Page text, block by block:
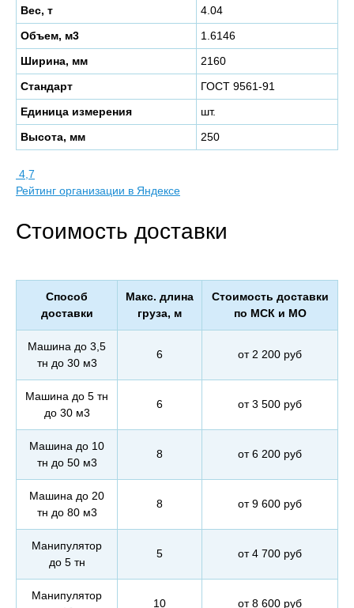
Вес, т
4.04
Объем, м3
1.6146
Ширина, мм
2160
Стандарт
ГОСТ 9561-91
Единица измерения
шт.
Высота, мм
250
4,7
Рейтинг организации в Яндексе
Стоимость доставки
Способ
доставки
Макс. длина
груза, м
Стоимость доставки
по МСК и МО
Машина до 3,5
тн до 30 м3
6 от 2 200 руб
Машина до 5 тн
до 30 м3
6 от 3 500 руб
Машина до 10
тн до 50 м3
8 от 6 200 руб
Машина до 20
тн до 80 м3
8 от 9 600 руб
Манипулятор
до 5 тн
5 от 4 700 руб
Манипулятор
10 от 8 600 руб